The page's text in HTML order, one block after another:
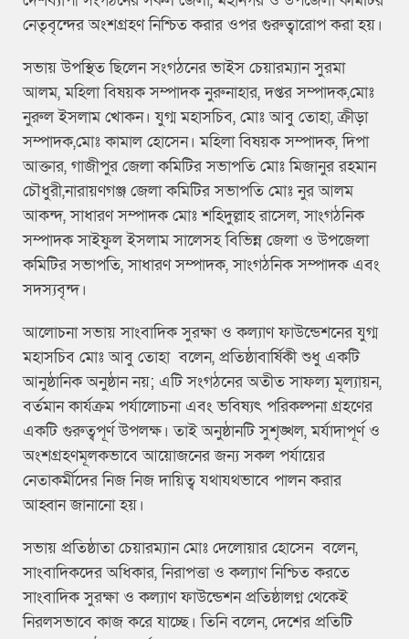
নেতৃবৃন্দের অংশগ্রহণ নিশ্চিত করার ওপর গুরুত্বারোপ করা হয়।
সভায় উপস্থিত ছিলেন সংগঠনের ভাইস চেয়ারম্যান সুরমা
আলম, মহিলা বিষয়ক সম্পাদক নুরুনাহার, দপ্তর সম্পাদক,মোঃ
নুরুল ইসলাম খোকন। যুগ্ম মহাসচিব, মোঃ আবু তোহা, ক্রীড়া
সম্পাদক,মোঃ কামাল হোসেন। মহিলা বিষয়ক সম্পাদক, দিপা
আক্তার, গাজীপুর জেলা কমিটির সভাপতি মোঃ মিজানুর রহমান
চৌধুরী,নারায়ণগঞ্জ জেলা কমিটির সভাপতি মোঃ নুর আলম
আকন্দ, সাধারণ সম্পাদক মোঃ শহিদুল্লাহ রাসেল, সাংগঠনিক
সম্পাদক সাইফুল ইসলাম সালেসহ বিভিন্ন জেলা ও উপজেলা
কমিটির সভাপতি, সাধারণ সম্পাদক, সাংগঠনিক সম্পাদক এবং
সদস্যবৃন্দ।
আলোচনা সভায় সাংবাদিক সুরক্ষা ও কল্যাণ ফাউন্ডেশনের যুগ্ম
মহাসচিব মোঃ আবু তোহা বলেন, প্রতিষ্ঠাবার্ষিকী শুধু একটি
আনুষ্ঠানিক অনুষ্ঠান নয়; এটি সংগঠনের অতীত সাফল্য মূল্যায়ন,
বর্তমান কার্যক্রম পর্যালোচনা এবং ভবিষ্যৎ পরিকল্পনা গ্রহণের
একটি গুরুত্বপূর্ণ উপলক্ষ। তাই অনুষ্ঠানটি সুশৃঙ্খল, মর্যাদাপূর্ণ ও
অংশগ্রহণমূলকভাবে আয়োজনের জন্য সকল পর্যায়ের
নেতাকর্মীদের নিজ নিজ দায়িত্ব যথাযথভাবে পালন করার
আহ্বান জানানো হয়।
সভায় প্রতিষ্ঠাতা চেয়ারম্যান মোঃ দেলোয়ার হোসেন বলেন,
সাংবাদিকদের অধিকার, নিরাপত্তা ও কল্যাণ নিশ্চিত করতে
সাংবাদিক সুরক্ষা ও কল্যাণ ফাউন্ডেশন প্রতিষ্ঠালগ্ন থেকেই
নিরলসভাবে কাজ করে যাচ্ছে। তিনি বলেন, দেশের প্রতিটি